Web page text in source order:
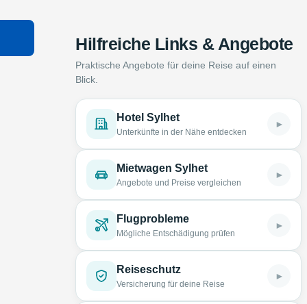
Hilfreiche Links & Angebote
Praktische Angebote für deine Reise auf einen
Blick.
Hotel Sylhet
Unterkünfte in der Nähe entdecken
►
Mietwagen Sylhet
Angebote und Preise vergleichen
►
Flugprobleme
Mögliche Entschädigung prüfen
►
Reiseschutz
Versicherung für deine Reise
►